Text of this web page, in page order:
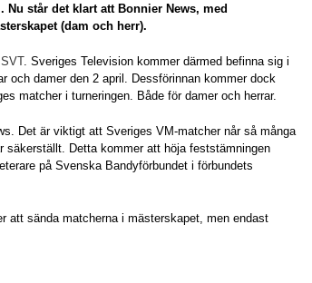
står det klart att Bonnier News, med
(dam och herr).
. Sveriges Television kommer därmed befinna sig i
och damer den 2 april. Dessförinnan kommer dock
matcher i turneringen. Både för damer och herrar.
Det är viktigt att Sveriges VM-matcher når så många
Detta kommer att höja feststämningen
på Svenska Bandyförbundet i förbundets
att sända matcherna i mästerskapet, men endast